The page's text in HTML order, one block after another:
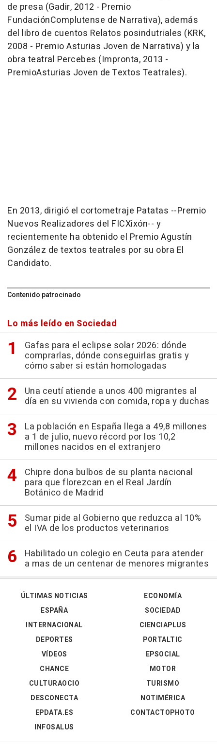
de presa (Gadir, 2012 - Premio
FundaciónComplutense de Narrativa), además
del libro de cuentos Relatos posindutriales (KRK,
2008 - Premio Asturias Joven de Narrativa) y la
obra teatral Percebes (Impronta, 2013 -
PremioAsturias Joven de Textos Teatrales).
En 2013, dirigió el cortometraje Patatas --Premio
Nuevos Realizadores del FICXixón-- y
recientemente ha obtenido el Premio Agustín
González de textos teatrales por su obra El
Candidato.
Contenido patrocinado
Lo más leído en Sociedad
Gafas para el eclipse solar 2026: dónde
comprarlas, dónde conseguirlas gratis y
cómo saber si están homologadas
Una ceutí atiende a unos 400 migrantes al
día en su vivienda con comida, ropa y duchas
La población en España llega a 49,8 millones
a 1 de julio, nuevo récord por los 10,2
millones nacidos en el extranjero
Chipre dona bulbos de su planta nacional
para que florezcan en el Real Jardín
Botánico de Madrid
Sumar pide al Gobierno que reduzca al 10%
el IVA de los productos veterinarios
Habilitado un colegio en Ceuta para atender
a mas de un centenar de menores migrantes
ÚLTIMAS NOTICIAS
ESPAÑA
INTERNACIONAL
DEPORTES
VÍDEOS
ECONOMÍA
SOCIEDAD
CIENCIAPLUS
PORTALTIC
EPSOCIAL
CHANCE
CULTURAOCIO
DESCONECTA
EPDATA.ES
INFOSALUS
MOTOR
TURISMO
NOTIMÉRICA
CONTACTOPHOTO